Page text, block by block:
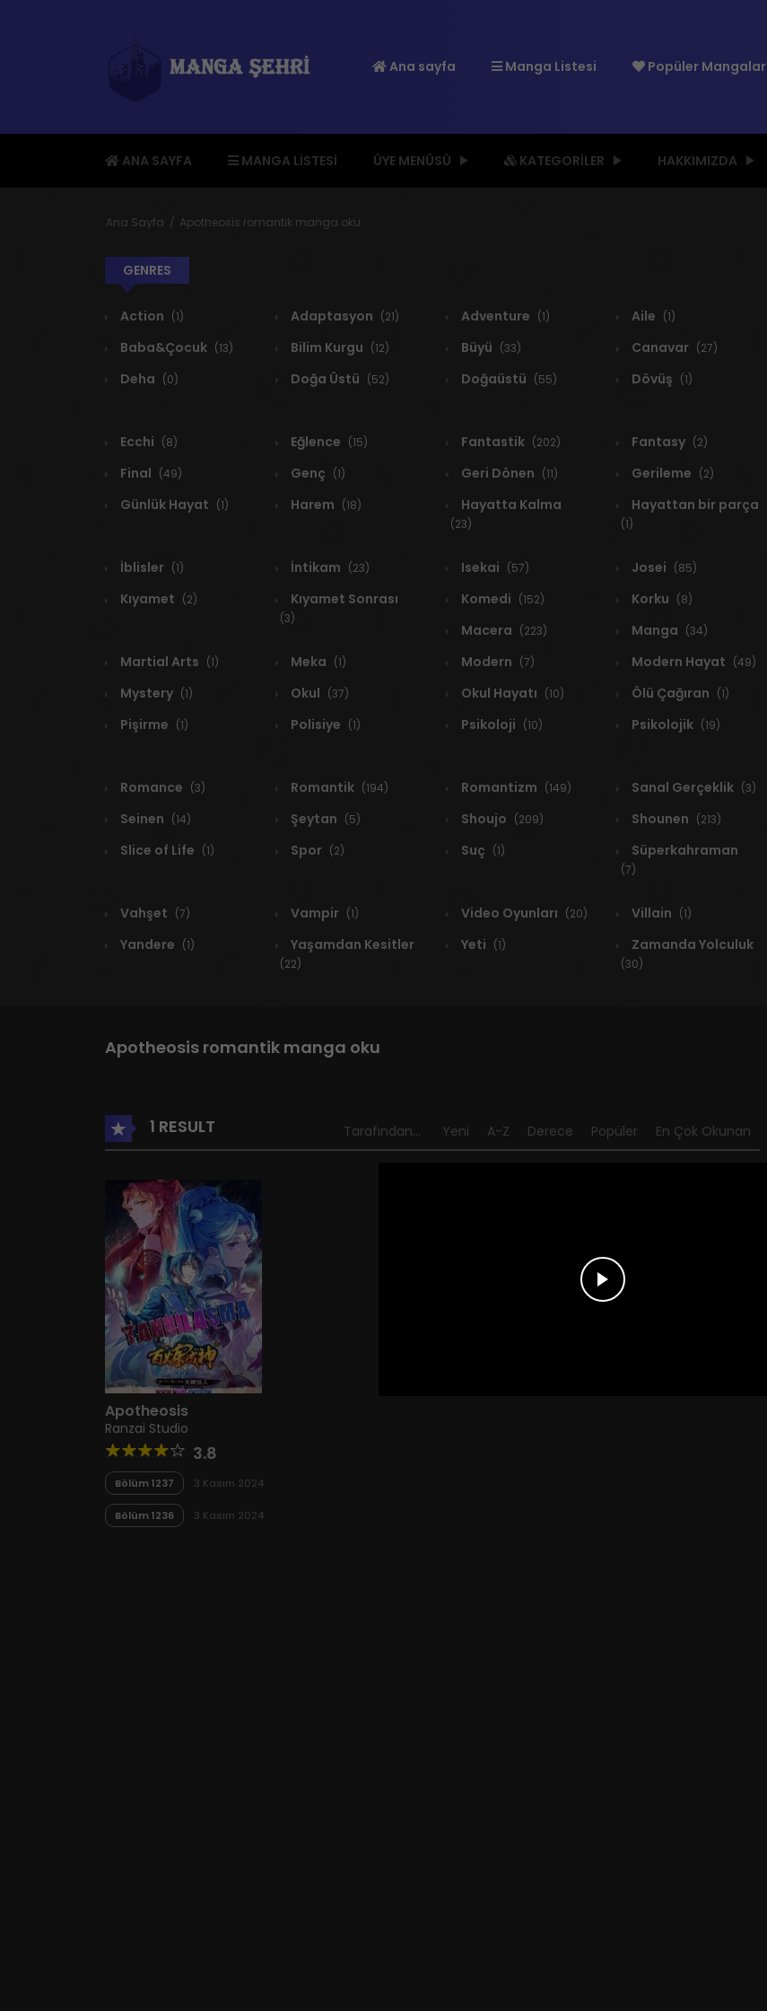
Ana sayfa Manga Listesi Popüler Mangalar
ANA SAYFA MANGA LISTESI ÜYE MENÜSÜ KATEGORILER HAKKIMIZDA
Ana Sayfa Apotheosis romantik manga oku
GENRES
Action (1) Adaptasyon (21) Adventure (1) Aile (1)
Baba&Çocuk (13) Bilim Kurgu (12) Büyü (33) Canavar (27)
Deha (0) Doğa Üstü (52) Doğaüstü (55) Dövüş (1)
Ecchi (8) Eğlence (15) Fantastik (202) Fantasy (2)
Final (49) Genç (1) Geri Dönen (11) Gerileme (2)
Günlük Hayat (1) Harem (18) Hayatta Kalma
(23)
Hayattan bir parça
(1)
İblisler (1) İntikam (23) Isekai (57) Josei (85)
Kıyamet (2) Kıyamet Sonrası
(3)
Komedi (152) Korku (8)
Macera (223) Manga (34)
Martial Arts (1) Meka (1) Modern (7) Modern Hayat (49)
Mystery (1) Okul (37) Okul Hayatı (10) Ölü Çağıran (1)
Pişirme (1) Polisiye (1) Psikoloji (10) Psikolojik (19)
Romance (3) Romantik (194) Romantizm (149) Sanal Gerçeklik (3)
Seinen (14) Şeytan (5) Shoujo (209) Shounen (213)
Slice of Life (1) Spor (2) Suç (1) Süperkahraman
(7)
Vahşet (7) Vampir (1) Video Oyunları (20) Villain (1)
Yandere (1) Yaşamdan Kesitler
(22)
Yeti (1) Zamanda Yolculuk
(30)
Apotheosis romantik manga oku
1 RESULT Tarafından... Yeni A-Z Derece Popüler En Çok Okunan
Apotheosis
Ranzai Studio
3.8
Bölüm 1237 3 Kasım 2024
Bölüm 1236 3 Kasım 2024